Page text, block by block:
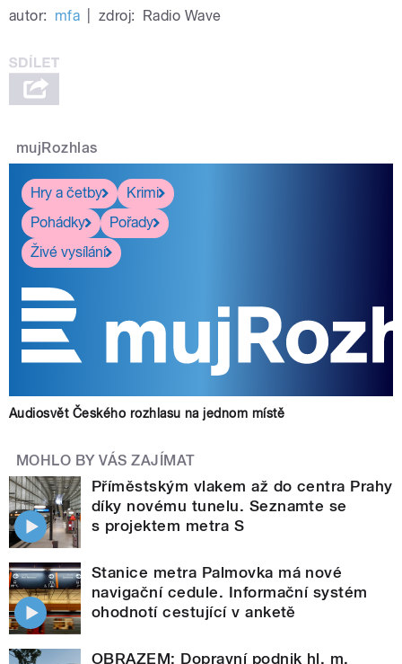
autor: mfa zdroj: Radio Wave
mujRozhlas
Hry a četby
Krimi
Pohádky
Pořady
Živé vysílání
Audiosvět Českého rozhlasu na jednom místě
MOHLO BY VÁS ZAJÍMAT
Příměstským vlakem až do centra Prahy
díky novému tunelu. Seznamte se
s projektem metra S
Stanice metra Palmovka má nové
navigační cedule. Informační systém
ohodnotí cestující v anketě
OBRAZEM: Dopravní podnik hl. m.